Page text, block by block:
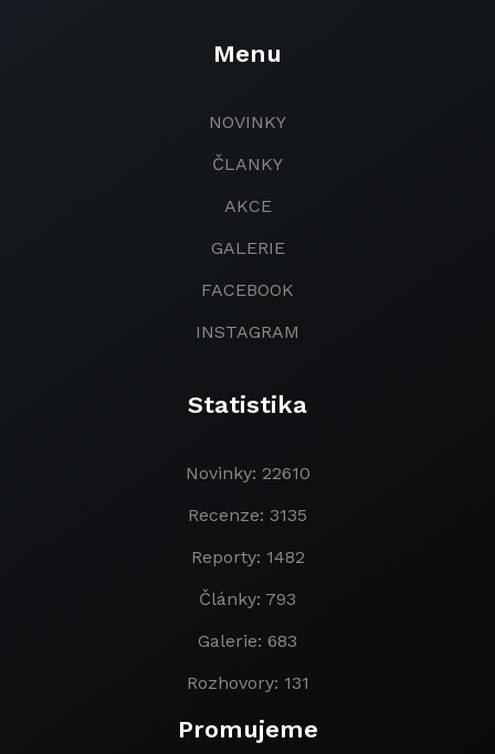
Menu
NOVINKY
ČLANKY
AKCE
GALERIE
FACEBOOK
INSTAGRAM
Statistika
Novinky: 22610
Recenze: 3135
Reporty: 1482
Články: 793
Galerie: 683
Rozhovory: 131
Promujeme